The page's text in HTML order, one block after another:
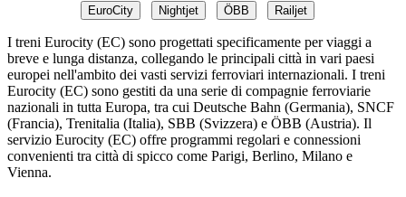
EuroCity Nightjet ÖBB Railjet
I treni Eurocity (EC) sono progettati specificamente per viaggi a
breve e lunga distanza, collegando le principali città in vari paesi
europei nell'ambito dei vasti servizi ferroviari internazionali. I treni
Eurocity (EC) sono gestiti da una serie di compagnie ferroviarie
nazionali in tutta Europa, tra cui Deutsche Bahn (Germania), SNCF
(Francia), Trenitalia (Italia), SBB (Svizzera) e ÖBB (Austria). Il
servizio Eurocity (EC) offre programmi regolari e connessioni
convenienti tra città di spicco come Parigi, Berlino, Milano e
Vienna.